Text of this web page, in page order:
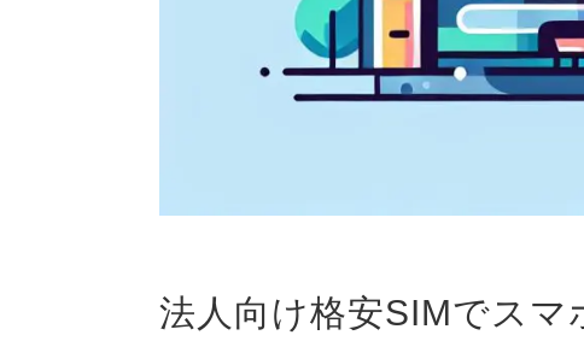
法人向け格安SIMでスマ